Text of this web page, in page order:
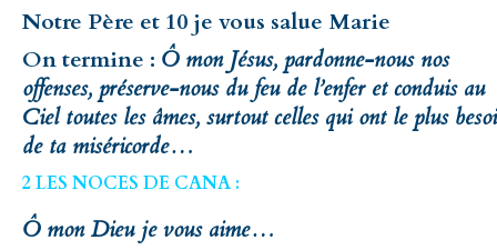
Notre Père et 10 je vous salue Marie
On termine : Ô mon Jésus, pardonne-nous nos
offenses, préserve-nous du feu de l’enfer et conduis au
Ciel toutes les âmes, surtout celles qui ont le plus
de ta miséricorde…
2 LES NOCES DE CANA :
Ô mon Dieu je vous aime…